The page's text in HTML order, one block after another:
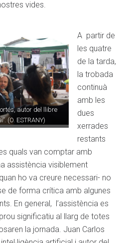
vides.
autor del llibre
. (O. ESTRANY)
A partir de
les quatre
de la tarda,
la trobada
continuà
amb les
dues
xerrades
restants
quals van comptar amb
assistència visiblement
ho va creure necessari- no
de forma crítica amb algunes
En general, l’assistència es
significatiu al llarg de totes
la jornada. Juan Carlos